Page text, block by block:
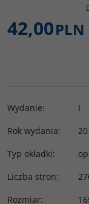
42,00PLN
Wydanie:
I
Rok wydania:
Typ okładki:
Liczba stron:
Rozmiar: